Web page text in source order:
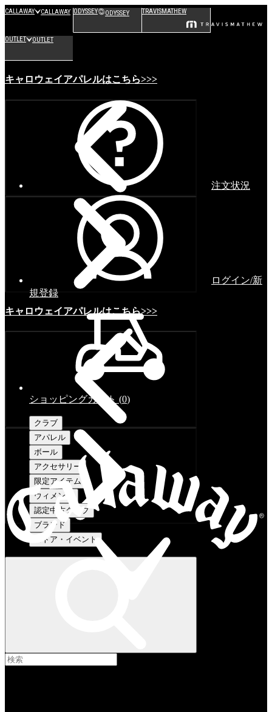
CALLAWAY CALLAWAY ODYSSEY ODYSSEY TRAVISMATHEW
OUTLET OUTLET
キャロウェイアパレルはこちら>>>
キャロウェイアパレルはこちら>>>
注文状況
ログイン/新
規登録
ショッピングカート (0)
クラブ
アパレル
ボール
アクセサリー
限定アイテム
ウィメンズ
認定中古クラブ
ブランド
ストア・イベント